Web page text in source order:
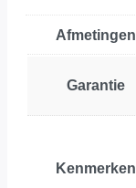
Afmetingen
Garantie
Kenmerken